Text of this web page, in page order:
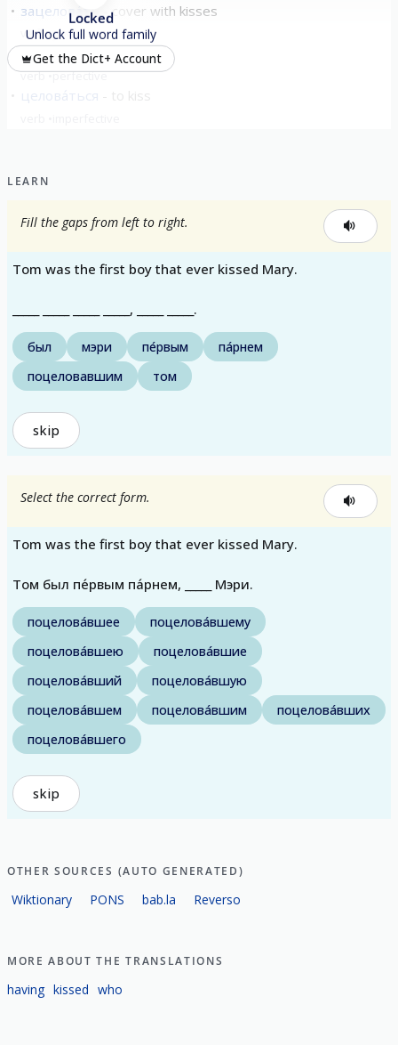
зацелова́ть cover with kisses
verb perfective
поцелова́ть kiss
verb perfective
целова́ться
Locked
Unlock full word family
Get the Dict+ Account
LEARN
Fill the gaps from left to right.
Tom was the first boy that ever kissed Mary.
_____ _____ _____ _____, _____ _____.
был мэри пе́рвым
па́рнем
поцеловавшим
том
skip
Select the correct form.
Tom was the first boy that ever kissed Mary.
Том был пе́рвым па́рнем, _____ Мэри.
поцелова́вшее
поцелова́вшему
поцелова́вшею
поцелова́вшие
поцелова́вший
поцелова́вшую
поцелова́вшем
поцелова́вшим
поцелова́вших
поцелова́вшего
skip
OTHER SOURCES (AUTO GENERATED)
Wiktionary PONS bab.la Reverso
MORE ABOUT THE TRANSLATIONS
having kissed who